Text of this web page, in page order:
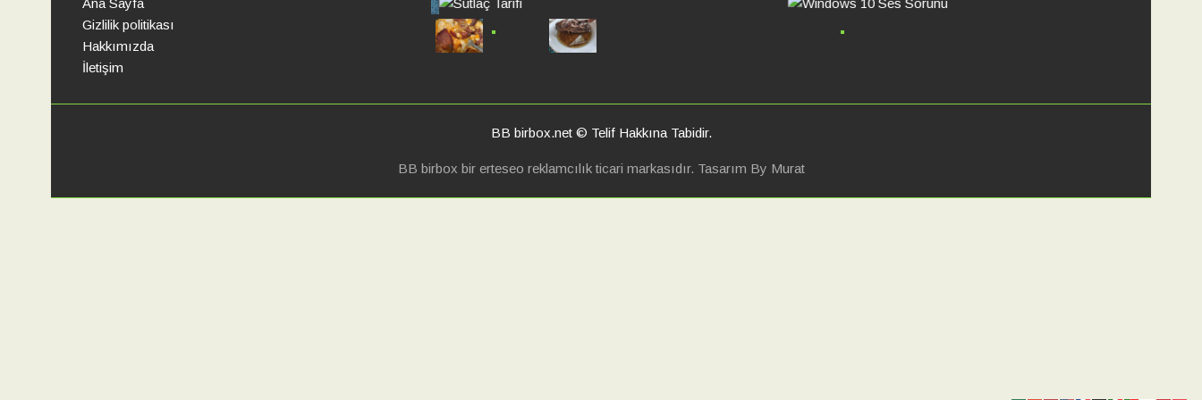
Ana Sayfa
Gizlilik politikası
Hakkımızda
İletişimPastırmalı Yumurta
BB birbox.net © Telif Hakkına Tabidir.
BB birbox bir erteseo reklamcılık ticari markasıdır. Tasarım By Murat